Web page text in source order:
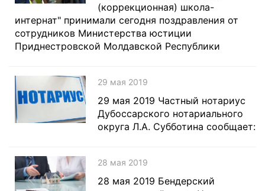
(коррекционная) школа-
интернат" принимали сегодня поздравления от
сотрудников Министерства юстиции
Приднестровской Молдавской Республики
29 мая 2019
29 мая 2019 Частный нотариус
Дубоссарского нотариального
округа Л.А. Субботина сообщает:
28 мая 2019
28 мая 2019 Бендерский